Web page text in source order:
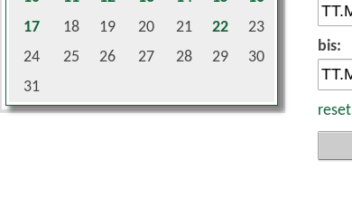
17
18 19 20 21 22
23
24
25 26 27 28 29
30
31
bis:
reset